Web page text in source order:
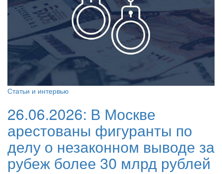
Статьи и интервью
26.06.2026: В Москве
арестованы фигуранты по
делу о незаконном выводе за
рубеж более 30 млрд рублей